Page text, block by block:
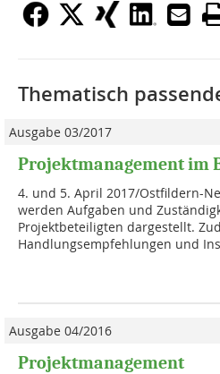
Thematisch
Ausgabe 03/2017
Projektmanagement im
4. und 5. April 2017/Ostfildern-
werden Aufgaben und
Projektbeteiligten dargestellt.
Handlungsempfehlungen und
Ausgabe 04/2016
Projektmanagement